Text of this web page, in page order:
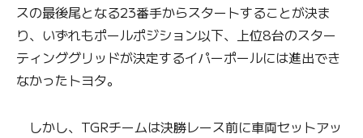
スの最後尾となる23番手からスタートすることが決ま
り、いずれもポールポジション以下、上位8台のスター
ティンググリッドが決定するイパーポールには進出でき
なかったトヨタ。
しかし、TGRチームは決勝レース前に車両セットアッ